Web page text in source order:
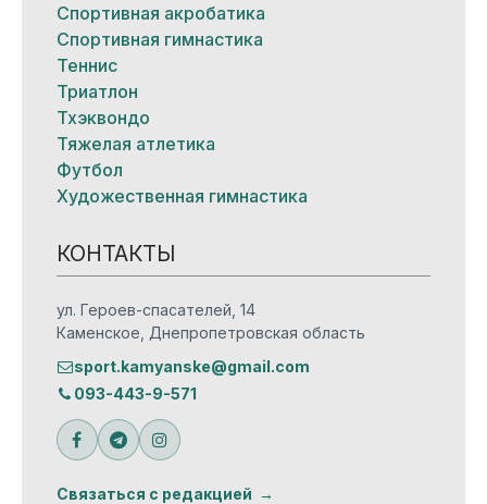
Спортивная акробатика
Спортивная гимнастика
Теннис
Триатлон
Тхэквондо
Тяжелая атлетика
Футбол
Художественная гимнастика
КОНТАКТЫ
ул. Героев-спасателей, 14
Каменское, Днепропетровская область
sport.kamyanske@gmail.com
093-443-9-571
Связаться с редакцией